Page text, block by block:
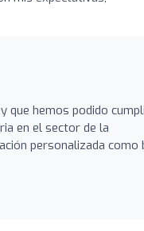
que hemos podido
en el sector de la
personalizada como